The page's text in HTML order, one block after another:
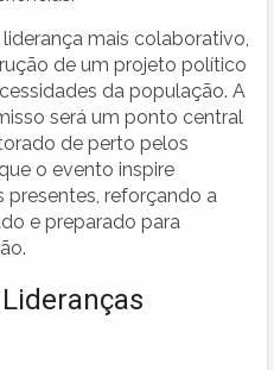
mais colaborativo,
de um projeto político
da população. A
será um ponto central
de perto pelos
o evento inspire
reforçando a
e preparado para